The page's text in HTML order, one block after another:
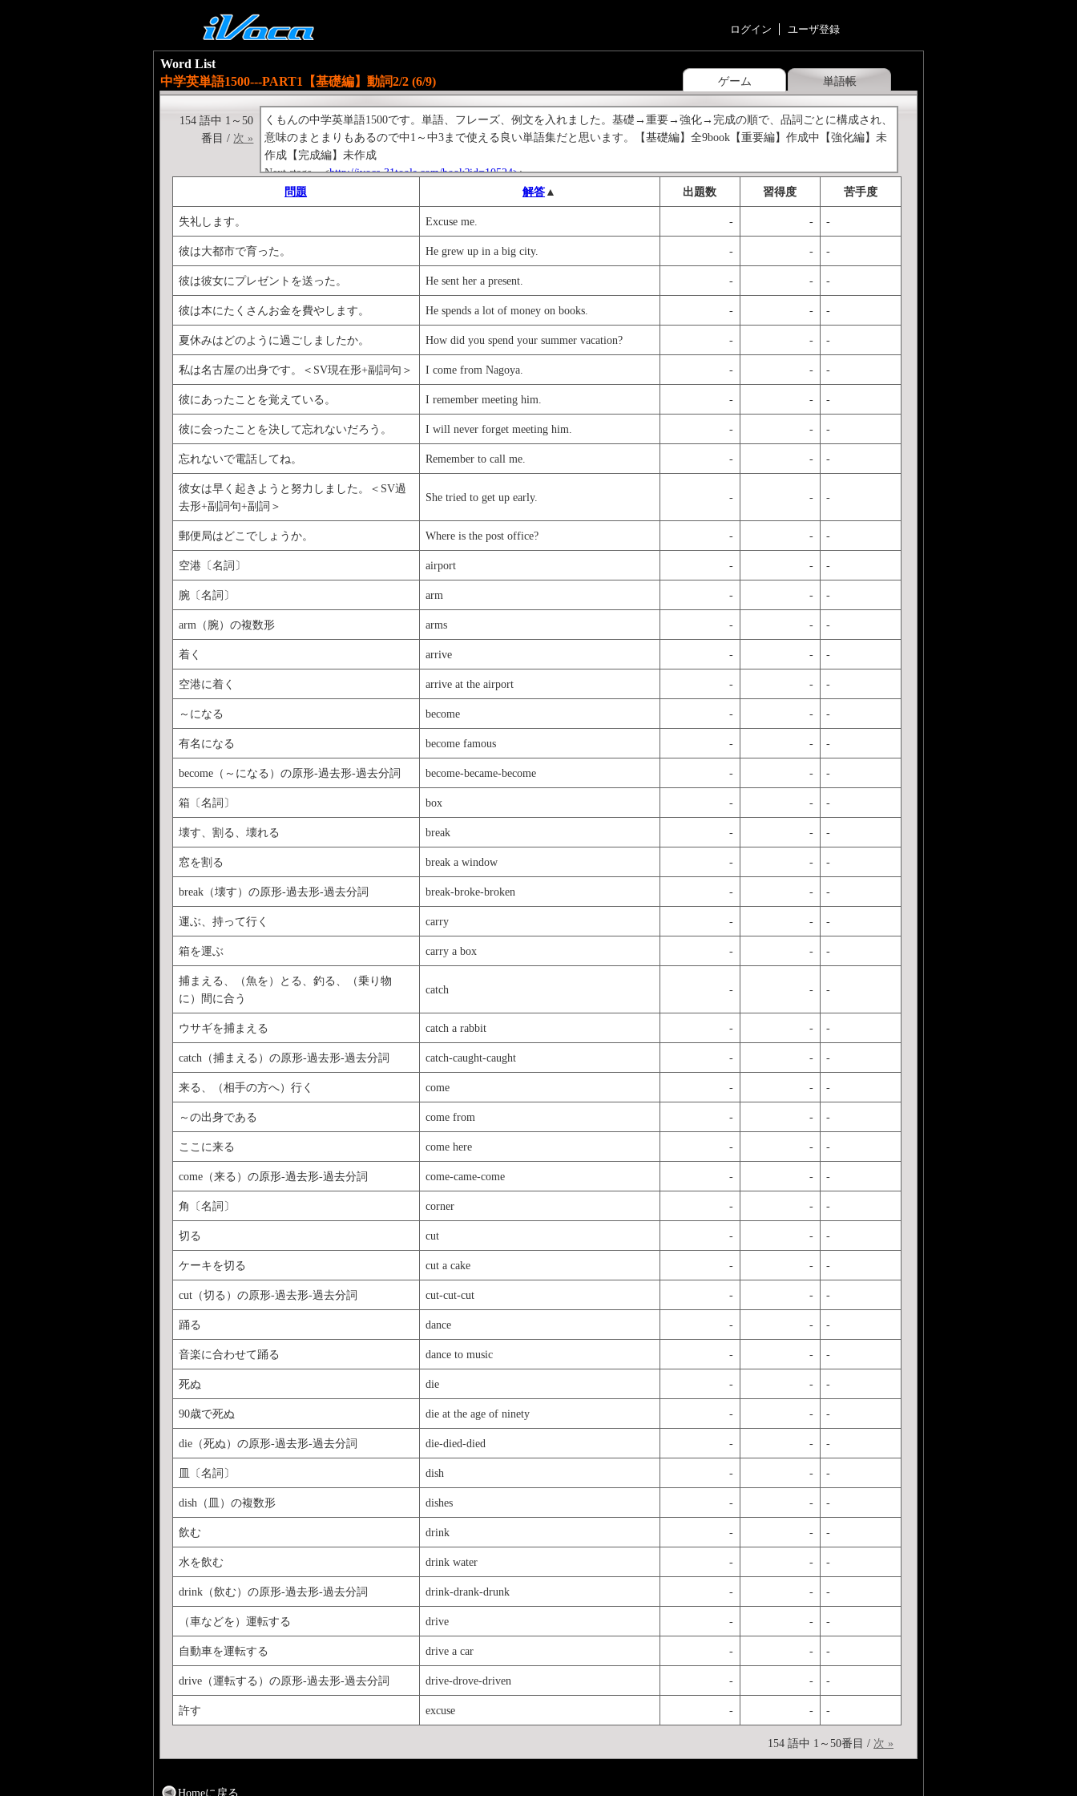
ログイン ユーザ登録
ゲーム 単語帳
Word List
中学英単語1500---PART1【基礎編】動詞2/2 (6/9)
くもんの中学英単語1500です。単語、フレーズ、例文を入れました。基礎→重要→強化→完成の順で、品詞ごとに構成され、
意味のまとまりもあるので中1～中3まで使える良い単語集だと思います。【基礎編】全9book【重要編】作成中【強化編】未
作成【完成編】未作成
Next stage→<http://ivoca.31tools.com/book?id=10524>;
Previous stage→<
http://ivoca.31tools.com/book?id=10521>;
くもんの中学英文法シリーズもお勧めです。
http://ivoca.31tools.com/book?id=10432>;
154 語中 1～50
番目 / 次 »
問題 解答▲ 出題数 習得度 苦手度
失礼します。 Excuse me. - - -
彼は大都市で育った。 He grew up in a big city. - - -
彼は彼女にプレゼントを送った。 He sent her a present. - - -
彼は本にたくさんお金を費やします。 He spends a lot of money on books. - - -
夏休みはどのように過ごしましたか。 How did you spend your summer vacation? - - -
私は名古屋の出身です。＜SV現在形+副詞句＞ I come from Nagoya. - - -
彼にあったことを覚えている。 I remember meeting him. - - -
彼に会ったことを決して忘れないだろう。 I will never forget meeting him. - - -
忘れないで電話してね。 Remember to call me. - - -
彼女は早く起きようと努力しました。＜SV過
去形+副詞句+副詞＞
She tried to get up early. - - -
郵便局はどこでしょうか。 Where is the post office? - - -
空港〔名詞〕 airport - - -
腕〔名詞〕 arm - - -
arm（腕）の複数形 arms - - -
着く arrive - - -
空港に着く arrive at the airport - - -
～になる become - - -
有名になる become famous - - -
become（～になる）の原形-過去形-過去分詞 become-became-become - - -
箱〔名詞〕 box - - -
壊す、割る、壊れる break - - -
窓を割る break a window - - -
break（壊す）の原形-過去形-過去分詞 break-broke-broken - - -
運ぶ、持って行く carry - - -
箱を運ぶ carry a box - - -
捕まえる、（魚を）とる、釣る、（乗り物
に）間に合う
catch - - -
ウサギを捕まえる catch a rabbit - - -
catch（捕まえる）の原形-過去形-過去分詞 catch-caught-caught - - -
来る、（相手の方へ）行く come - - -
～の出身である come from - - -
ここに来る come here - - -
come（来る）の原形-過去形-過去分詞 come-came-come - - -
角〔名詞〕 corner - - -
切る cut - - -
ケーキを切る cut a cake - - -
cut（切る）の原形-過去形-過去分詞 cut-cut-cut - - -
踊る dance - - -
音楽に合わせて踊る dance to music - - -
死ぬ die - - -
90歳で死ぬ die at the age of ninety - - -
die（死ぬ）の原形-過去形-過去分詞 die-died-died - - -
皿〔名詞〕 dish - - -
dish（皿）の複数形 dishes - - -
飲む drink - - -
水を飲む drink water - - -
drink（飲む）の原形-過去形-過去分詞 drink-drank-drunk - - -
（車などを）運転する drive - - -
自動車を運転する drive a car - - -
drive（運転する）の原形-過去形-過去分詞 drive-drove-driven - - -
許す excuse - - -
154 語中 1～50番目 / 次 »
Homeに戻る